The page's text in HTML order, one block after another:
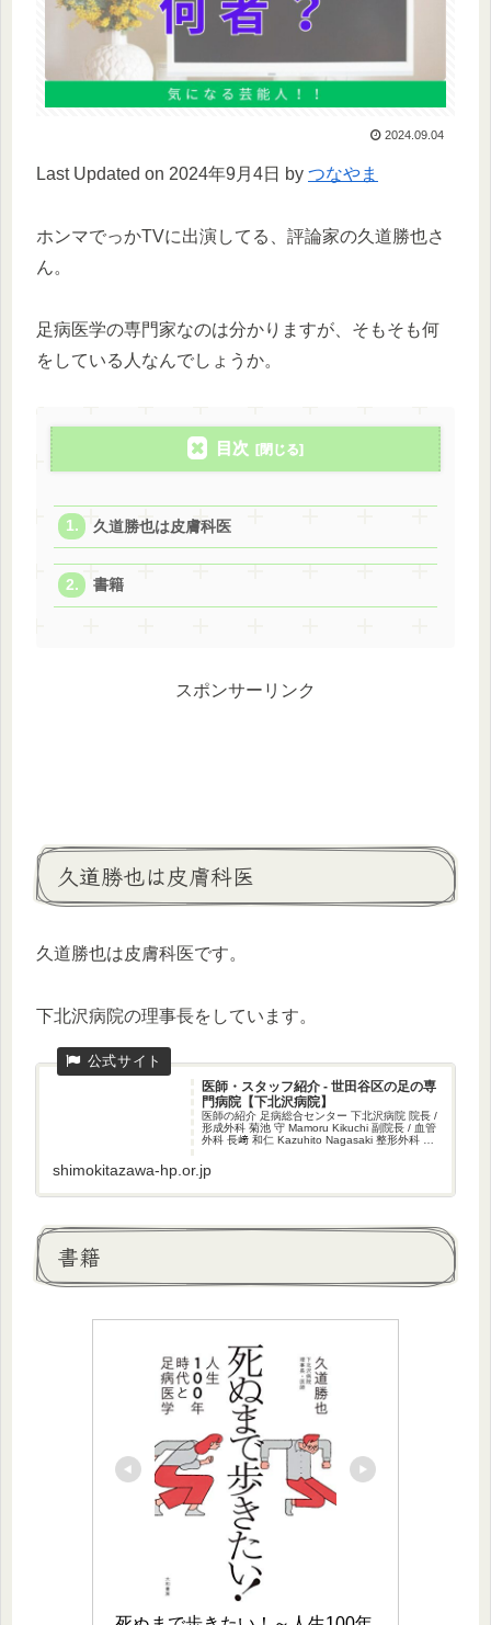
2024.09.04
Last Updated on 2024年9月4日 by つなやま
ホンマでっかTVに出演してる、評論家の久道勝也さ
ん。
足病医学の専門家なのは分かりますが、そもそも何
をしている人なんでしょうか。
目次
久道勝也は皮膚科医
書籍
スポンサーリンク
久道勝也は皮膚科医
久道勝也は皮膚科医です。
下北沢病院の理事長をしています。
医師・スタッフ紹介 - 世田谷区の足の専
門病院【下北沢病院】
医師の紹介 足病総合センター 下北沢病院 院長 /
形成外科 菊池 守 Mamoru Kikuchi 副院長 / 血管
外科 長﨑 和仁 Kazuhito Nagasaki 整形外科 菊
shimokitazawa-hp.or.jp
書籍